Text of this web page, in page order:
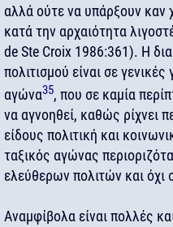
αλλά ούτε να υπάρξουν καν
κατά την αρχαιότητα
de Ste Croix 1986:361). Η
πολιτισμού είναι σε
αγώνα35, που σε καμία
να αγνοηθεί, καθώς ρίχνει
είδους πολιτική και
ταξικός αγώνας
ελεύθερων πολιτών και όχι
Αναμφίβολα είναι πολλές